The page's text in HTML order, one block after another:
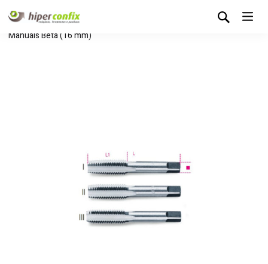
Início Loja Hipertintas
Jogo de Machos
Manuais Beta (16 mm)